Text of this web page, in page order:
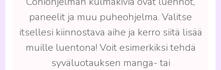
paneelit ja muu puheohjelma. Valitse
itsellesi kiinnostava aihe ja kerro siitä lisää
muille luentona! Voit esimerkiksi tehdä
syväluotauksen manga- tai